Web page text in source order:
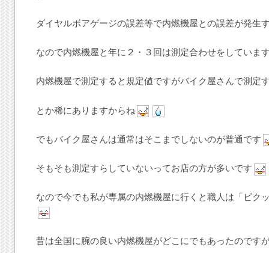
ダイヤルボアゲージの誤差等で内燃機屋との誤差が発生
なので内燃機屋と年に２・３回は測定合わせをしていま
内燃機屋で測定すると規定値ですがバイク屋さんで測定
とか稀にありますからね
でもバイク屋さんは通常はそこまでしないのが普通です
そもそも測定すらしていないってお店の方が多いです
なので今でも私が専属の内燃機屋に行くと職人は「ビク
昔は全国に腕の良い内燃機屋がどこにでもあったのです